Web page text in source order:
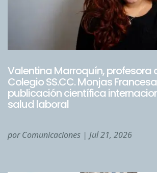
Valentina Marroquín, profesora
Colegio SS.CC. Monjas
publicación científica
salud laboral
porComunicaciones | Jul 21, 2026